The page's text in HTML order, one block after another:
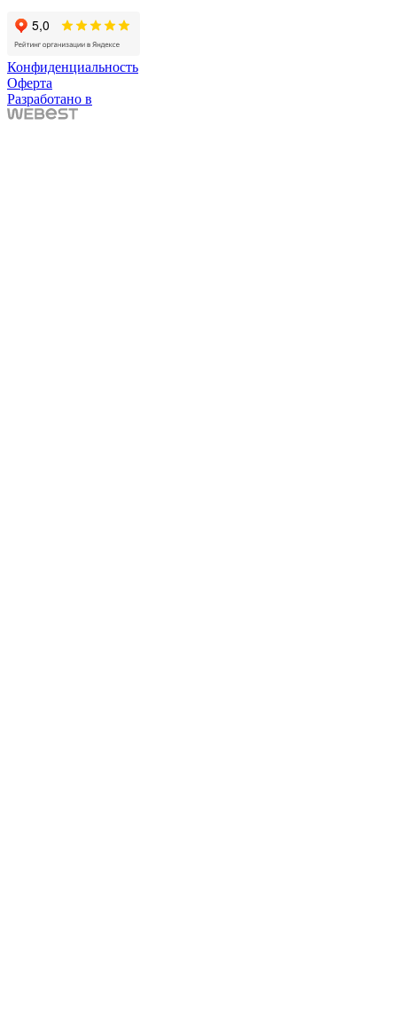
Конфиденциальность
Оферта
Разработано в